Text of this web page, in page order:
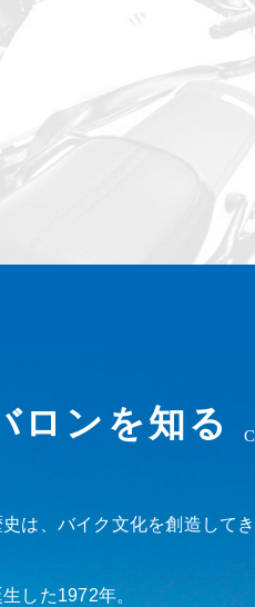
ロンを知る
は、バイク文化を創造してき
した1972年。